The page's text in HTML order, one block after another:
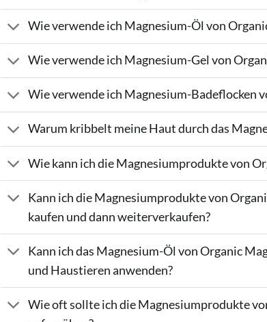
Wie verwende ich Magnesium-Öl von
Wie verwende ich Magnesium-Gel von
Wie verwende ich Magnesium-Badeflocken
Warum kribbelt meine Haut durch das
Wie kann ich die Magnesiumprodukte von
Kann ich die Magnesiumprodukte von
kaufen und dann weiterverkaufen?
Kann ich das Magnesium-Öl von Organic
und Haustieren anwenden?
Wie oft sollte ich die Magnesiumprodukte